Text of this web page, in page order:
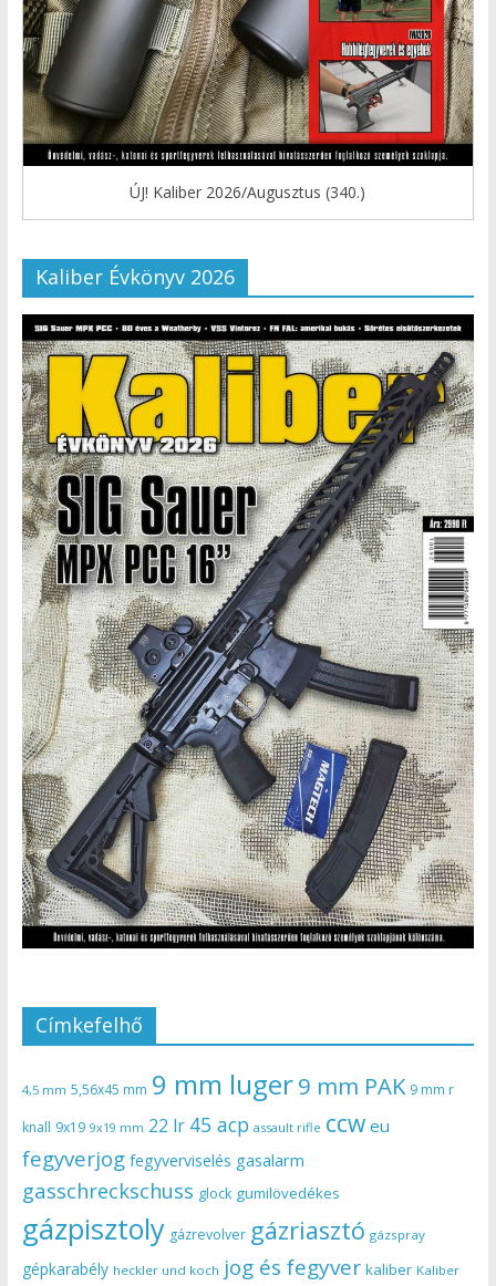
ÚJ! Kaliber 2026/Augusztus (340.)
Kaliber Évkönyv 2026
Címkefelhő
4,5 mm 5,56x45 mm 9 mm luger9 mm PAK 9 mm r
knall 9x19 9x19 mm 22 lr 45 acp assault rifle ccw eu
fegyverjog fegyverviselés gasalarm
gasschreckschuss glock gumilövedékes
gázpisztoly gázrevolver gázriasztó gázspray
gépkarabély heckler und koch jog és fegyver kaliber Kaliber